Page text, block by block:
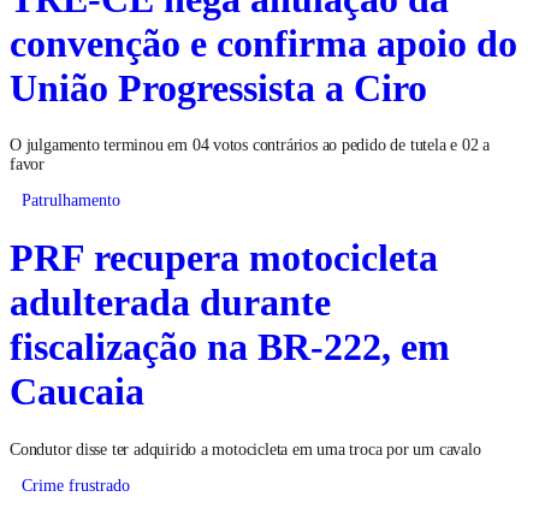
convenção e confirma apoio do
União Progressista a Ciro
O julgamento terminou em 04 votos contrários ao pedido de tutela e 02 a
favor
Patrulhamento
PRF recupera motocicleta
adulterada durante
fiscalização na BR-222, em
Caucaia
Condutor disse ter adquirido a motocicleta em uma troca por um cavalo
Crime frustrado